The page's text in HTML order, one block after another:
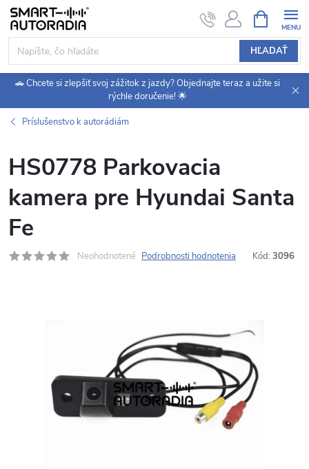
Prejsť
obsah
HĽADAŤ
KOŠÍK
🚗 Chcete si zlepšiť svoj zážitok z jazdy? Objednajte teraz a užite si
rýchle doručenie! 🌟
Príslušenstvo k autorádiám
HS0778 Parkovacia
kamera pre Hyundai Santa
Fe
Neohodnotené Podrobnosti hodnotenia Kód: 3096